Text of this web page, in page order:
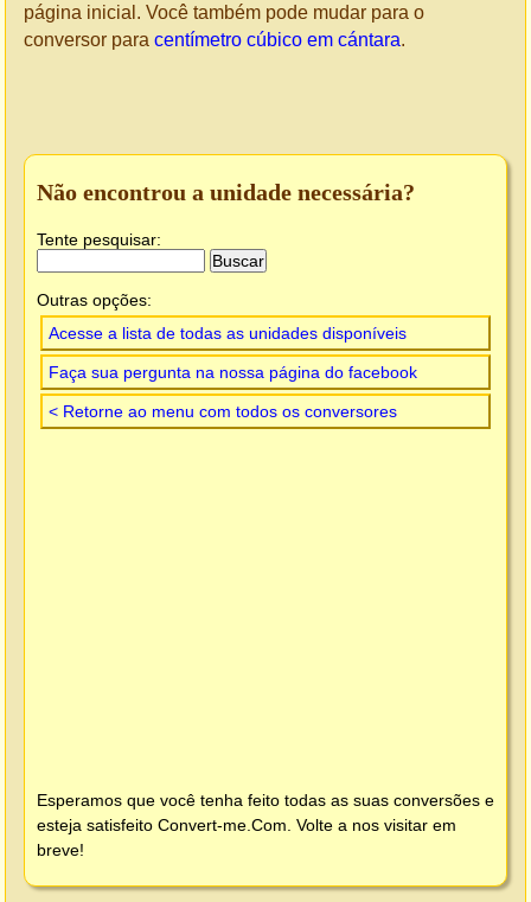
página inicial. Você também pode mudar para o
conversor para centímetro cúbico em cántara.
Não encontrou a unidade necessária?
Tente pesquisar:
Outras opções:
Acesse a lista de todas as unidades disponíveis
Faça sua pergunta na nossa página do facebook
< Retorne ao menu com todos os conversores
Esperamos que você tenha feito todas as suas conversões e
esteja satisfeito Convert-me.Com . Volte a nos visitar em
breve!